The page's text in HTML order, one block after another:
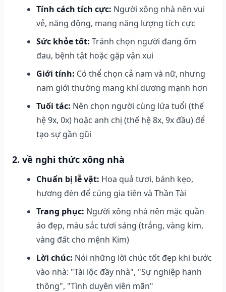
Tính cách tích cực: Người xông nhà nên vui
vẻ, năng động, mang năng lượng tích cực
Sức khỏe tốt: Tránh chọn người đang ốm
đau, bệnh tật hoặc gặp vận xui
Giới tính: Có thể chọn cả nam và nữ, nhưng
nam giới thường mang khí dương mạnh hơn
Tuổi tác: Nên chọn người cùng lứa tuổi (thế
hệ 9x, 0x) hoặc anh chị (thế hệ 8x, 9x đầu) để
tạo sự gần gũi
2. về nghi thức xông nhà
Chuẩn bị lễ vật: Hoa quả tươi, bánh kẹo,
hương đèn để cúng gia tiên và Thần Tài
Trang phục: Người xông nhà nên mặc quần
áo đẹp, màu sắc tươi sáng (trắng, vàng kim,
vàng đất cho mệnh Kim)
Lời chúc: Nói những lời chúc tốt đẹp khi bước
vào nhà: "Tài lộc đầy nhà", "Sự nghiệp hanh
thông", "Tình duyên viên mãn"